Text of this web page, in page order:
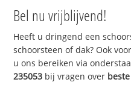
Bel nu vrijblijvend!
Heeft u dringend een
schoorsteen of dak? Ook
u ons bereiken via
235053 bij vragen over